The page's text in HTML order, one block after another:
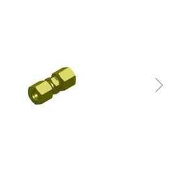
Verkstad